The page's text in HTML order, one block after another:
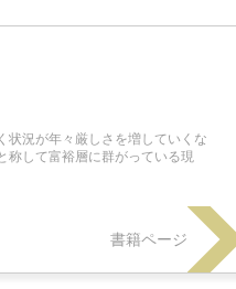
状況が年々厳しさを増していくな
称して富裕層に群がっている現
書籍ページ